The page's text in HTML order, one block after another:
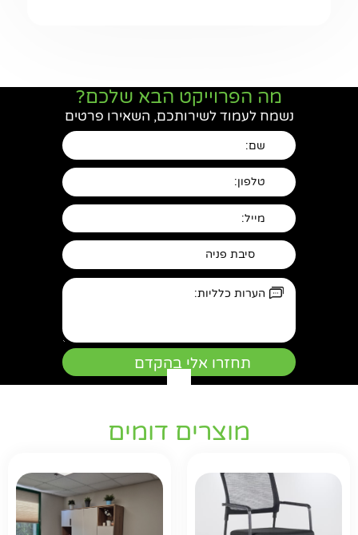
מה הפרוייקט הבא שלכם?
נשמח לעמוד לשירותכם, השאירו פרטים
מוצרים דומים